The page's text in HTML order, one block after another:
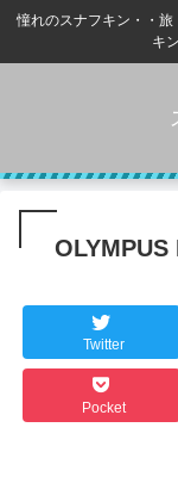
憧れのスナフキン・・
キ
OLYMPUS
Twitter
Pocket